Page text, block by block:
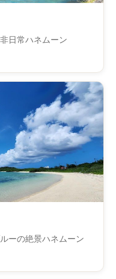
日常ハネムーン
ーの絶景ハネムーン